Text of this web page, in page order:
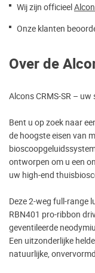
Wij zijn officieel
Onze klanten
Over de
Alcons CRMS-SR –
Bent u op zoek naar
de hoogste eisen van
ontworpen om u een
uw high-end
Deze 2-weg full-range
RBN401 pro-ribbon
geventileerde
Een uitzonderlijke
natuurlijke,